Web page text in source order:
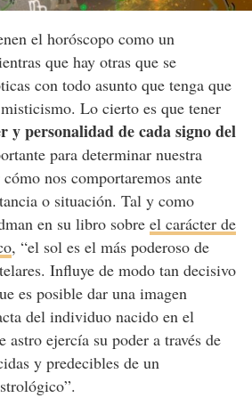
el horóscopo como un
que hay otras que se
con todo asunto que tenga que
Lo cierto es que tener
y personalidad de cada signo del
para determinar nuestra
nos comportaremos ante
o situación. Tal y como
en su libro sobre el carácter de
, “el sol es el más poderoso de
Influye de modo tan decisivo
es posible dar una imagen
del individuo nacido en el
astro ejercía su poder a través de
y predecibles de un